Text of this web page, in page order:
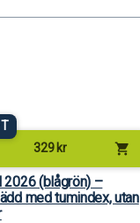
329 kr shopping_cart
2026 (blågrön) –
med tumindex, utan